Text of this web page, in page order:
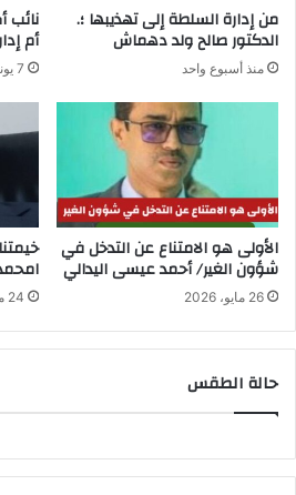
من إدارة السلطة إلى تهذيبها ؛.
الدكتور صالح ولد دهماش
منذ أسبوع واحد
نائب
أم
7 يونيو، 2026
الأولى هو الامتناع عن التدخل في
شؤون الغير/ أحمد عيسى اليدالي
26 مايو، 2026 24 مايو، 2026
حالة الطقس